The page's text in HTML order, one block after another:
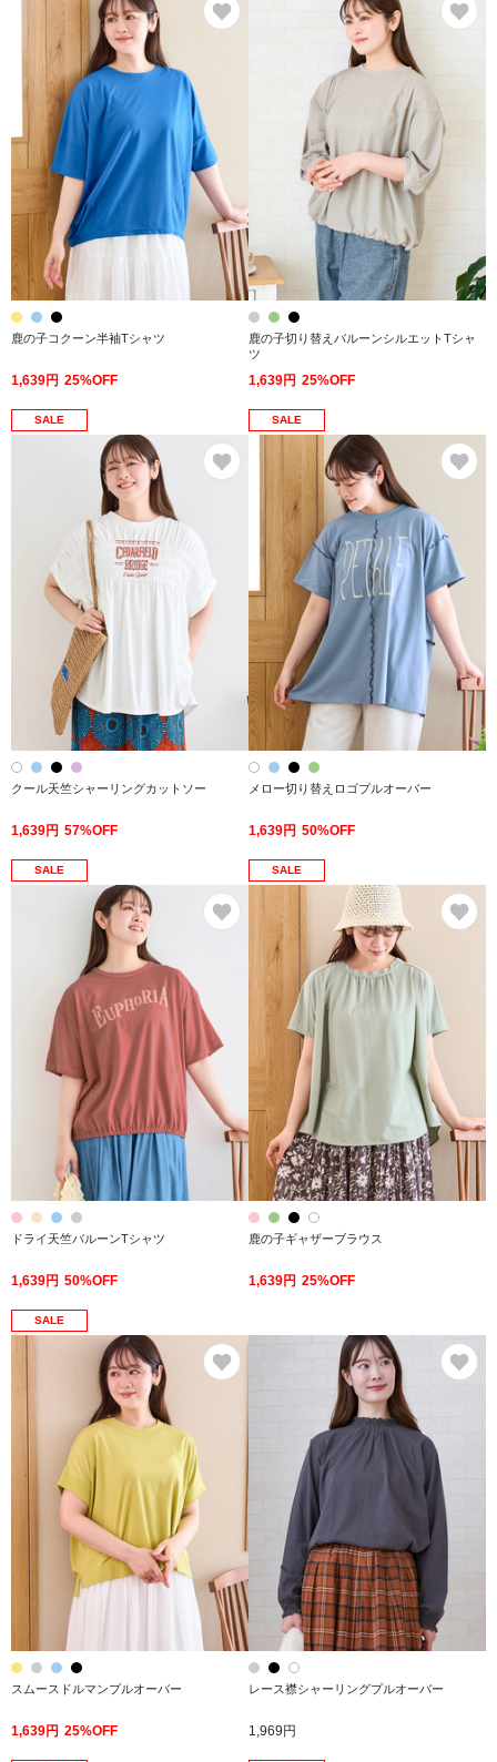
鹿の子コクーン半袖Tシャツ
1,639円 25%OFF
鹿の子切り替えバルーンシルエットTシャ
ツ
1,639円 25%OFF
SALE
クール天竺シャーリングカットソー
1,639円 57%OFF
SALE
メロー切り替えロゴプルオーバー
1,639円 50%OFF
SALE
ドライ天竺バルーンTシャツ
1,639円 50%OFF
SALE
鹿の子ギャザーブラウス
1,639円 25%OFF
SALE
スムースドルマンプルオーバー
1,639円 25%OFF
レース襟シャーリングプルオーバー
1,969円